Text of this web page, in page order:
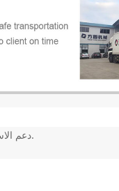
* دعم الاستفسار والاستشارة.